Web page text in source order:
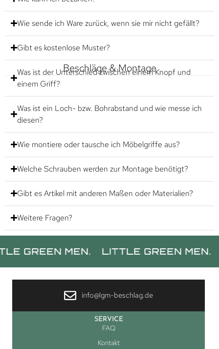
Wie sende ich Ware zurück, wenn sie mir nicht gefällt?
Gibt es kostenlose Muster?
Beschläge & Montage
Was ist der Unterschied zwischen einem Knopf und
einem Griff?
Was ist ein Loch- bzw. Bohrabstand und wie messe ich
diesen?
Wie montiere oder tausche ich Möbelgriffe aus?
Welche Schrauben werden zur Montage benötigt?
Gibt es Artikel mit anderen Maßen oder Materialien?
Weitere Fragen?
MEN. LITTLE GREEN MEN.
info@lgm-beschlag.de
SERVICE
FAQ
Kontakt